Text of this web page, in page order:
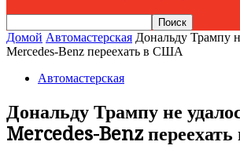
Домой Автомастерская Дональду Трампу
Mercedes-Benz переехать в США
Автомастерская
Дональду Трампу не
Mercedes-Benz